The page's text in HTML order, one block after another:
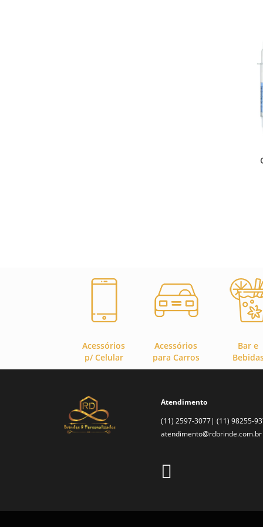
Acessórios
p/ Celular
Acessórios
para Carros
Bar e
Atendimento
(11) 2597-3077| (11) 98255-
atendimento@rdbrinde.com.br